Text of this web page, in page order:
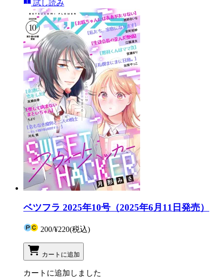
試し読み
ベツフラ 2025年10号（2025年6月11日発売）
200/¥220(税込)
カートに追加
カートに追加しました